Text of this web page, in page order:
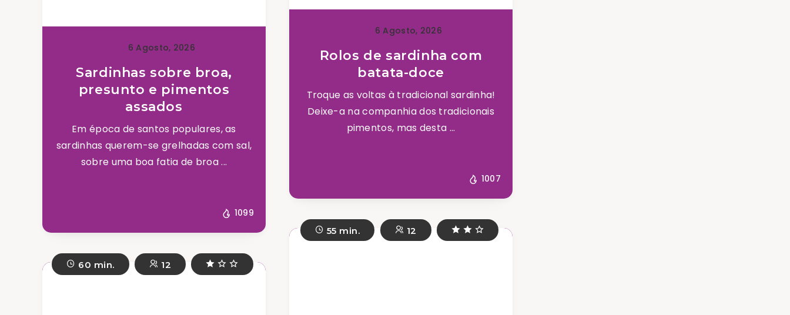
6 Agosto, 2026
Sardinhas sobre broa,
presunto e pimentos
assados
Em época de santos populares, as
sardinhas querem-se grelhadas com sal,
sobre uma boa fatia de broa ...
1099
6 Agosto, 2026
Rolos de sardinha com
batata-doce
Troque as voltas à tradicional sardinha!
Deixe-a na companhia dos tradicionais
pimentos, mas desta ...
1007
60 min. 12
55 min. 12